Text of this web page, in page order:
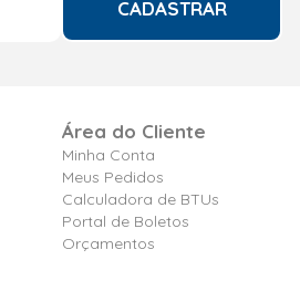
CADASTRAR
Área do Cliente
Minha Conta
Meus Pedidos
Calculadora de BTUs
Portal de Boletos
Orçamentos